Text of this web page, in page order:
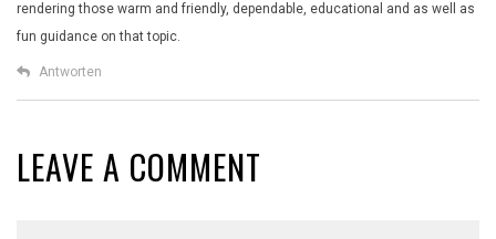
rendering those warm and friendly, dependable, educational and as well as
fun guidance on that topic.
Antworten
LEAVE A COMMENT